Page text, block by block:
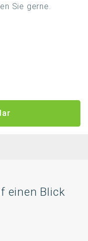
Sie gerne.
einen Blick